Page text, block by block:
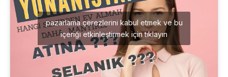
pazarlama çerezlerini kabul etmek ve bu
içeriği etkinleştirmek için tıklayın